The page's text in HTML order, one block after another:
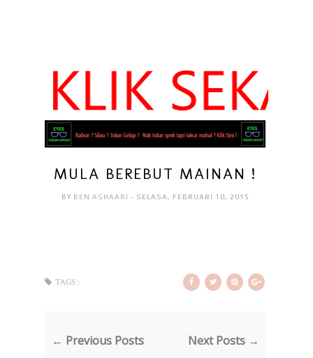
MULA BEREBUT MAINAN !
BY BEN ASHAARI - SELASA, FEBRUARI 10, 2015
TAGS :
← Previous Posts Next Posts →